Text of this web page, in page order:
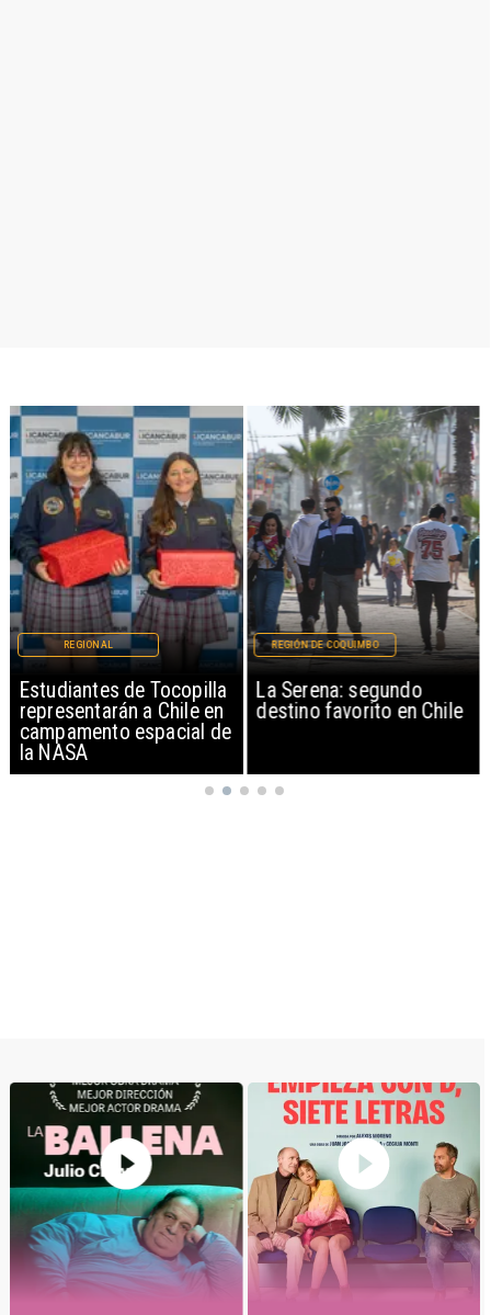
Estudiantes de Tocopilla
representarán a Chile en
campamento espacial de
la NASA
REGIONAL
La Serena: segundo
destino favorito en Chile
REGIÓN DE COQUIMBO